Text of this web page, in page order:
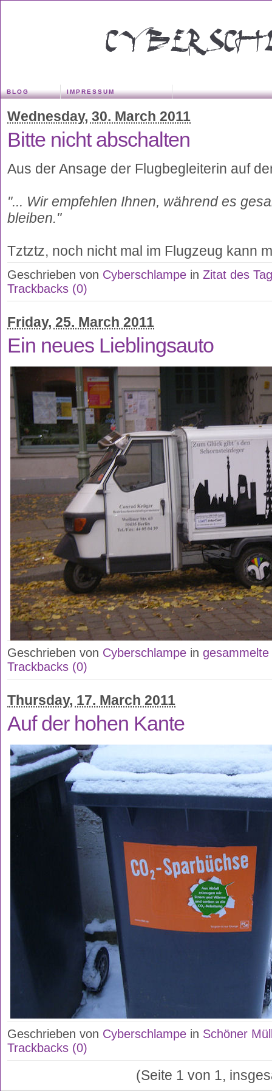
BLOG IMPRESSUM
Wednesday, 30. March 2011
Bitte nicht abschalten
Aus der Ansage der Flugbegleiterin auf
"... Wir empfehlen Ihnen, während es
bleiben."
Tztztz, noch nicht mal im Flugzeug kann
Geschrieben von Cyberschlampe inZitat des
Trackbacks (0)
Friday, 25. March 2011
Ein neues Lieblingsauto
Geschrieben von Cyberschlampe in
Trackbacks (0)
Thursday, 17. March 2011
Auf der hohen Kante
Geschrieben von Cyberschlampe in Schöner
Trackbacks (0)
(Seite 1 von 1,